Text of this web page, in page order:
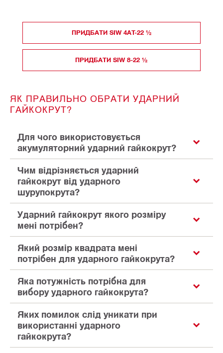
ПРИДБАТИ SIW 4AT-22 ½
ПРИДБАТИ SIW 8-22 ½
ЯК ПРАВИЛЬНО ОБРАТИ УДАРНИЙ
ГАЙКОКРУТ?
Для чого використовується
акумуляторний ударний гайкокрут?
Чим відрізняється ударний
гайкокрут від ударного
шурупокрута?
Ударний гайкокрут якого розміру
мені потрібен?
Який розмір квадрата мені
потрібен для ударного гайкокрута?
Яка потужність потрібна для
вибору ударного гайкокрута?
Яких помилок слід уникати при
використанні ударного
гайкокрута?